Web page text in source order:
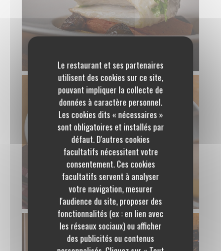
Le restaurant et ses partenaires
utilisent des cookies sur ce site,
pouvant impliquer la collecte de
données à caractère personnel.
Les cookies dits « nécessaires »
sont obligatoires et installés par
défaut. D'autres cookies
facultatifs nécessitent votre
consentement. Ces cookies
facultatifs servent à analyser
votre navigation, mesurer
l'audience du site, proposer des
fonctionnalités (ex : en lien avec
les réseaux sociaux) ou afficher
des publicités ou contenus